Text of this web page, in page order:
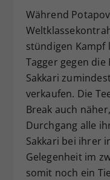
Während
stündigen Kampf
Tagger gegen
Sakkari
verkaufen. Die
Break auch
Durchgang alle
Sakkari bei ihrer
Gelegenheit im
somit noch ein